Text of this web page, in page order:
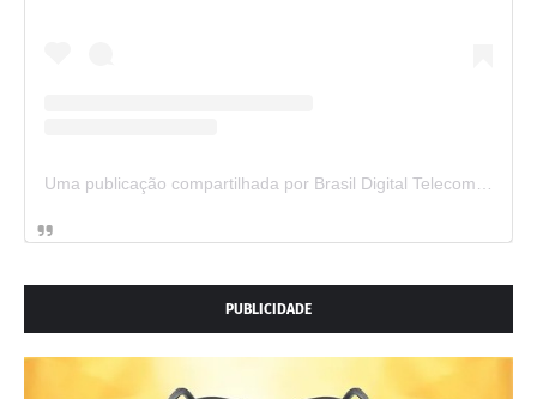
Uma publicação compartilhada por Brasil Digital Telecom (@brasildigitaltelecom)
PUBLICIDADE